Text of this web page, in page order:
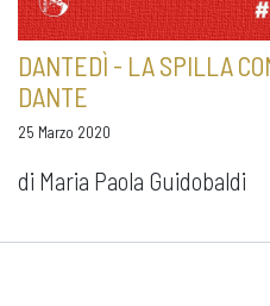
DANTEDÌ - LA SPILLA
DANTE
25 Marzo 2020
di Maria Paola Guidobaldi